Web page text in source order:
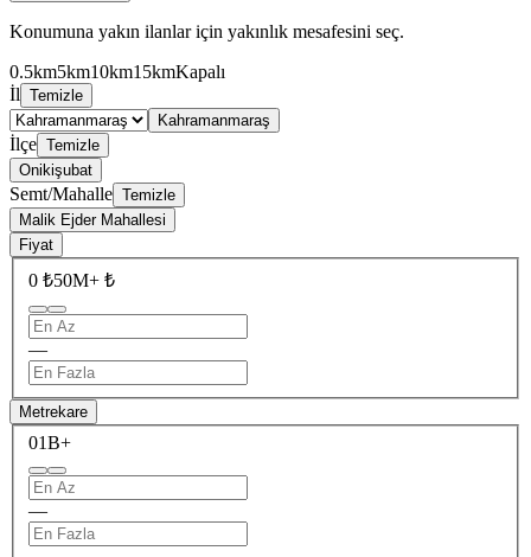
Konumuna yakın ilanlar için yakınlık mesafesini seç.
0.5km5km10km15kmKapalı
İl Temizle
Kahramanmaraş
İlçe Temizle
Onikişubat
Semt/Mahalle Temizle
Malik Ejder Mahallesi
Fiyat
0 ₺50M+ ₺
—
Metrekare
01B+
—